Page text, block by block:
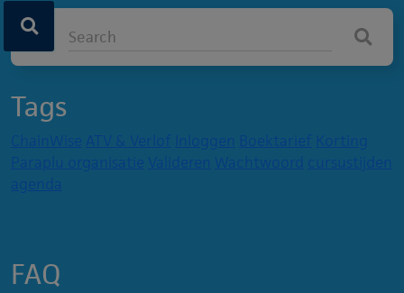
Tags
ChainWise ATV & Verlof Inloggen Boektarief Korting
Paraplu organisatie Valideren Wachtwoord
cursustijden
agenda
FAQ